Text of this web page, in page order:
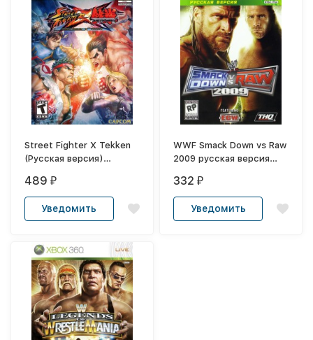
Street Fighter X Tekken
(Русская версия)
489₽
Уведомить
WWF Smack Down vs Raw
2009 русская версия
332₽
Уведомить